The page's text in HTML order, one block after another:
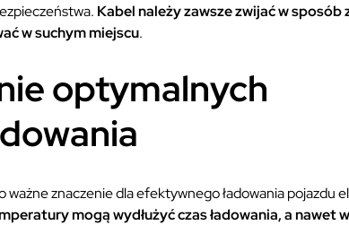
Kabel należy zawsze zwijać w sposób
w suchym miejscu.
optymalnych
znaczenie dla efektywnego ładowania pojazdu
mogą wydłużyć czas ładowania, a nawet